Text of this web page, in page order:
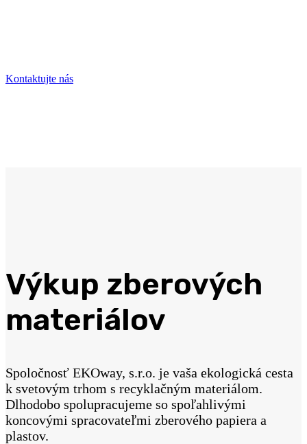
Kontaktujte nás
Výkup zberových
materiálov
Spoločnosť EKOway, s.r.o. je vaša ekologická cesta
k svetovým trhom s recyklačným materiálom.
Dlhodobo spolupracujeme so spoľahlivými
koncovými spracovateľmi zberového papiera a
plastov.